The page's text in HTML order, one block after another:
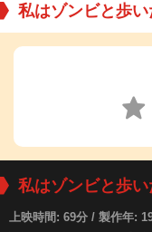
私はゾンビと歩い
私はゾンビと歩い
上映時間: 69分 / 製作年: